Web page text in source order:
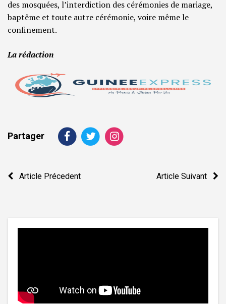
des mosquées, l’interdiction des cérémonies de mariage,
baptême et toute autre cérémonie, voire même le
confinement.
La rédaction
Partager
Navigation
Article Précedent Article Suivant